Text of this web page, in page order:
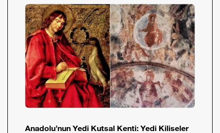
Anadolu’nun Yedi Kutsal Kenti: Yedi Kiliseler